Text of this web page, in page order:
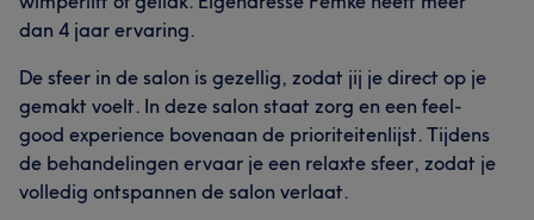
dan 4 jaar ervaring.
De sfeer in de salon is gezellig, zodat jij je direct op je
gemakt voelt. In deze salon staat zorg en een feel-
good experience bovenaan de prioriteitenlijst. Tijdens
de behandelingen ervaar je een relaxte sfeer, zodat je
volledig ontspannen de salon verlaat.